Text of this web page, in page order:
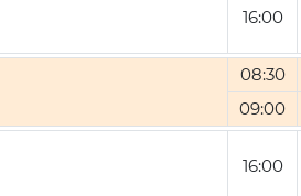
16:00
08:30
09:00
16:00